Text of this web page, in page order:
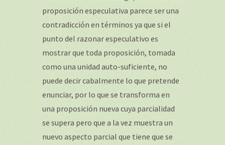
proposición especulativa parece ser una
contradicción en términos ya que si el
punto del razonar especulativo es
mostrar que toda proposición, tomada
como una unidad auto-suficiente, no
puede decir cabalmente lo que pretende
enunciar, por lo que se transforma en
una proposición nueva cuya parcialidad
se supera pero que a la vez muestra un
nuevo aspecto parcial que tiene que se